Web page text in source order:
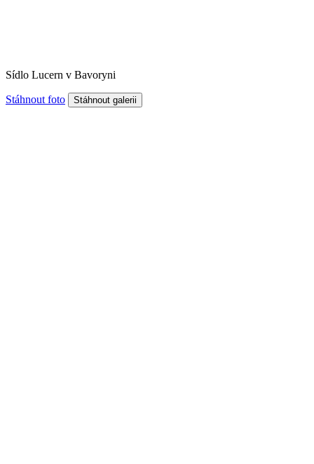
Sídlo Lucern v Bavoryni
Stáhnout foto